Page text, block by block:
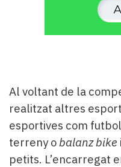
Al voltant de la
realitzat altres
esportives com
terreny o balanz bike
petits. L’encarregat